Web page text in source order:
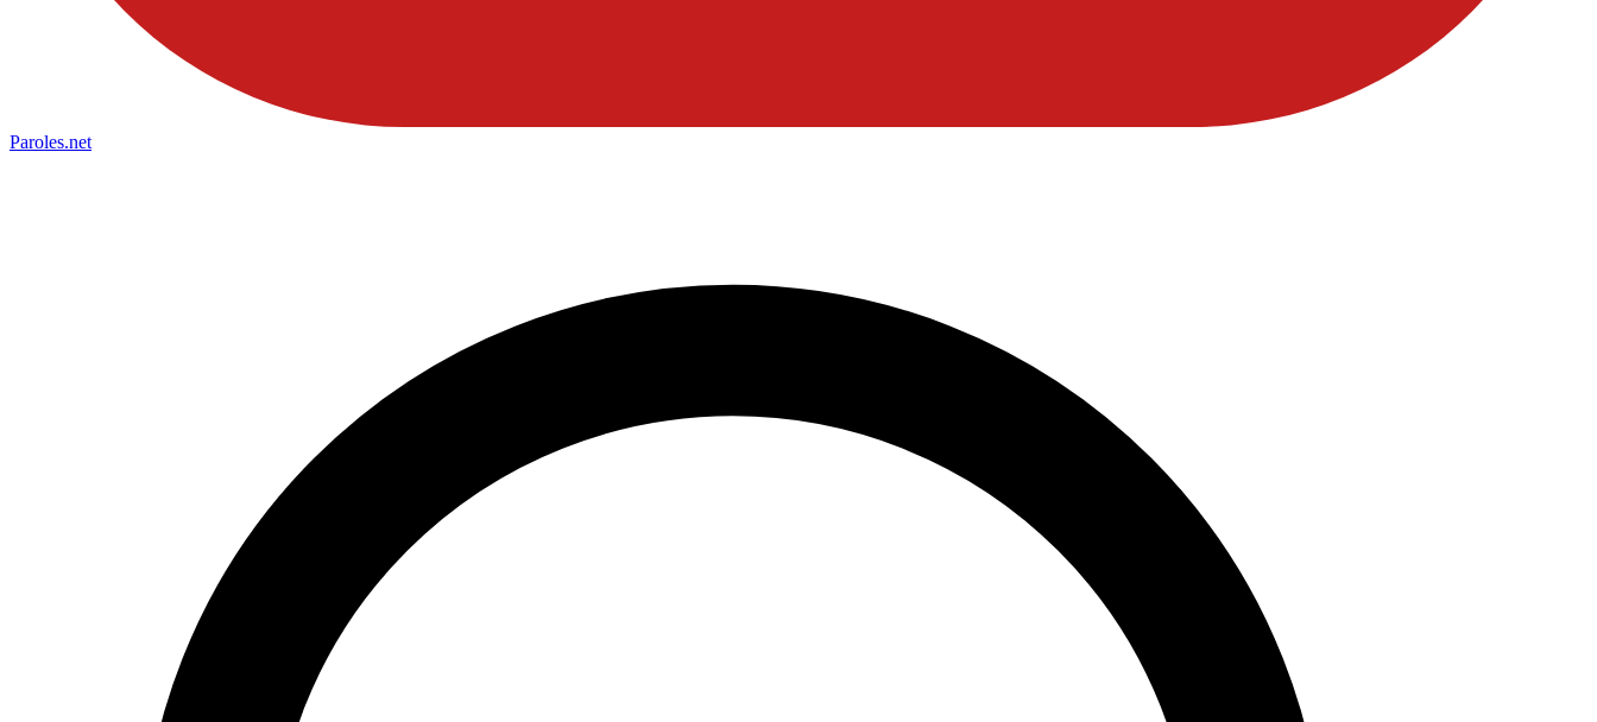
Paroles.net